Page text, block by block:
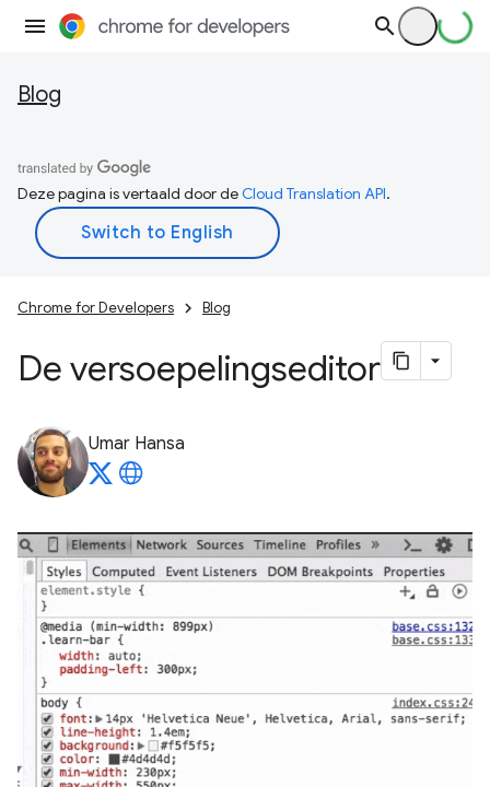
Blog
Deze pagina is vertaald door deCloud Translation API.
Chrome for Developers Blog
De versoepelingseditor
Umar Hansa